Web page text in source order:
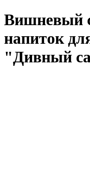
Вишневый
напиток
"Дивный